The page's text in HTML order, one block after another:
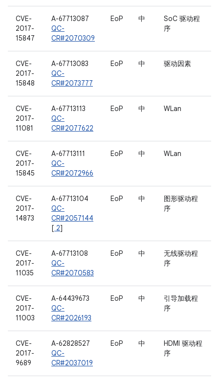
CVE-
2017-
15847
A-67713087
QC-
CR#2070309
EoP 中
SoC 驱动程
序
CVE-
2017-
15848
A-67713083
QC-
CR#2073777
EoP 中 驱动因素
CVE-
2017-
11081
A-67713113
QC-
CR#2077622
EoP 中 WLan
CVE-
2017-
15845
A-67713111
QC-
CR#2072966
EoP 中 WLan
CVE-
2017-
14873
A-67713104
QC-
CR#2057144
[ 2]
EoP 中
图形驱动程
序
CVE-
2017-
11035
A-67713108
QC-
CR#2070583
EoP 中
无线驱动程
序
CVE-
2017-
11003
A-64439673
QC-
CR#2026193
EoP 中
引导加载程
序
CVE-
2017-
9689
A-62828527
QC-
CR#2037019
EoP 中
HDMI 驱动程
序